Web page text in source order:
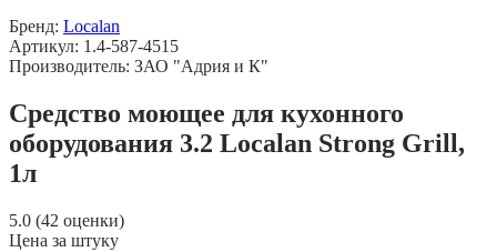
Бренд: Localan
Артикул: 1.4-587-4515
Производитель: ЗАО "Адрия и К"
Средство моющее для кухонного
оборудования 3.2 Localan Strong Grill,
1л
5.0 (42 оценки)
Цена за штуку